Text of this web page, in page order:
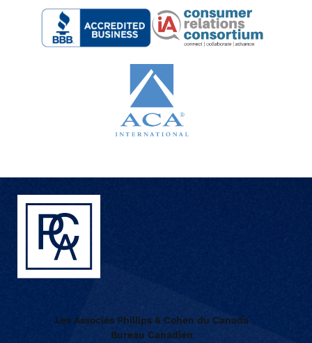
Les Associés Phillips & Cohen du Canada
Bureau Canadien